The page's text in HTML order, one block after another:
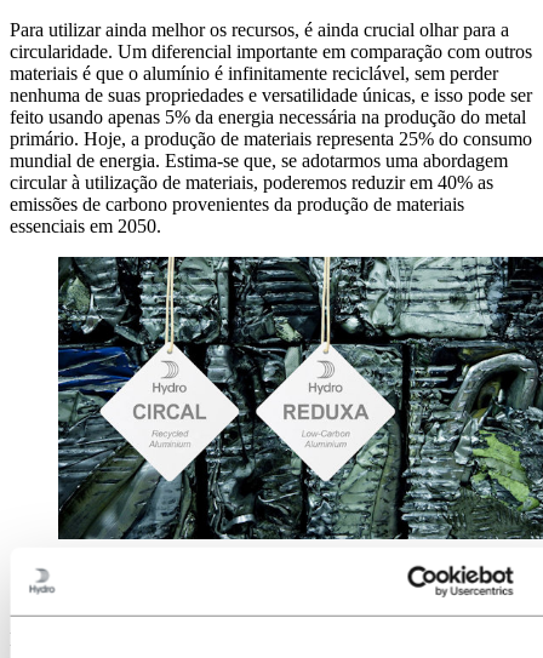
Para utilizar ainda melhor os recursos, é ainda crucial olhar para a
circularidade. Um diferencial importante em comparação com outros
materiais é que o alumínio é infinitamente reciclável, sem perder
nenhuma de suas propriedades e versatilidade únicas, e isso pode ser
feito usando apenas 5% da energia necessária na produção do metal
primário. Hoje, a produção de materiais representa 25% do consumo
mundial de energia. Estima-se que, se adotarmos uma abordagem
circular à utilização de materiais, poderemos reduzir em 40% as
emissões de carbono provenientes da produção de materiais
essenciais em 2050.
are certified materials with details of CO2 footprint
Nem todo alumínio reciclado é igual. O alumínio produzido a partir